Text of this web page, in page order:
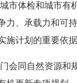
体检和城市有
力、承载力和可
施计划的重要依
同自然资源和